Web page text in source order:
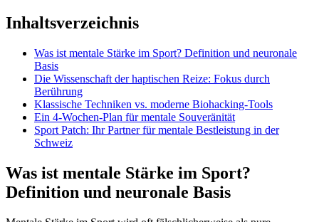
Inhaltsverzeichnis
Was ist mentale Stärke im Sport? Definition und neuronale
Basis
Die Wissenschaft der haptischen Reize: Fokus durch
Berührung
Klassische Techniken vs. moderne Biohacking-Tools
Ein 4-Wochen-Plan für mentale Souveränität
Sport Patch: Ihr Partner für mentale Bestleistung in der
Schweiz
Was ist mentale Stärke im Sport?
Definition und neuronale Basis